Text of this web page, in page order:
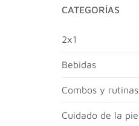
CATEGORÍAS
2x1
bebidas
combos y rutinas
cuidado de la